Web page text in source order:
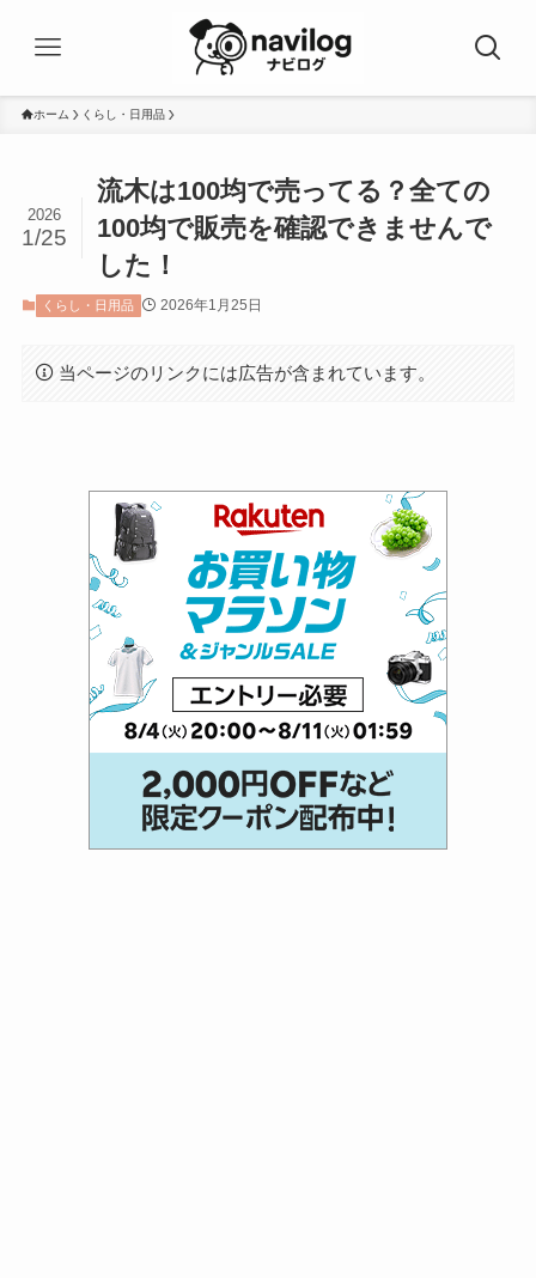
ホーム くらし・日用品
流木は100均で売ってる？全ての
100均で販売を確認できませんで
した！
2026
1/25
くらし・日用品 2026年1月25日
当ページのリンクには広告が含まれています。